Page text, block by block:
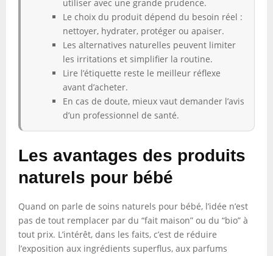
utiliser avec une grande prudence.
Le choix du produit dépend du besoin réel :
nettoyer, hydrater, protéger ou apaiser.
Les alternatives naturelles peuvent limiter
les irritations et simplifier la routine.
Lire l’étiquette reste le meilleur réflexe
avant d’acheter.
En cas de doute, mieux vaut demander l’avis
d’un professionnel de santé.
Les avantages des produits
naturels pour bébé
Quand on parle de soins naturels pour bébé, l’idée n’est
pas de tout remplacer par du “fait maison” ou du “bio” à
tout prix. L’intérêt, dans les faits, c’est de réduire
l’exposition aux ingrédients superflus, aux parfums